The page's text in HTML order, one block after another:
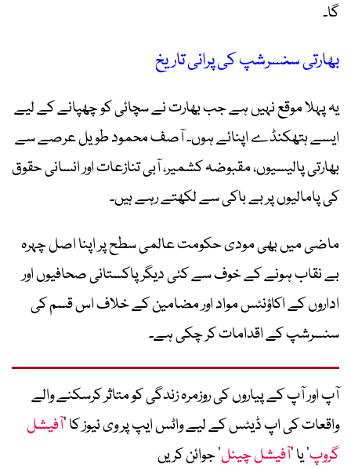
گا۔
بھارتی سنسرشپ کی پرانی تاریخ
یہ پہلا موقع نہیں ہے جب بھارت نے سچائی کو چھپانے کے لیے
ایسے ہتھکنڈے اپنائے ہوں۔ آصف محمود طویل عرصے سے
بھارتی پالیسیوں، مقبوضہ کشمیر، آبی تنازعات اور انسانی حقوق
کی پامالیوں پر بے باکی سے لکھتے رہے ہیں۔
ماضی میں بھی مودی حکومت عالمی سطح پر اپنا اصل چہرہ
بے نقاب ہونے کے خوف سے کئی دیگر پاکستانی صحافیوں اور
اداروں کے اکاؤنٹس مواد اور مضامین کے خلاف اس قسم کی
سنسرشپ کے اقدامات کر چکی ہے۔
آپ اور آپ کے پیاروں کی روزمرہ زندگی کو متاثر کرسکنے والے
واقعات کی اپ ڈیٹس کے لیے واٹس ایپ پر وی نیوز کا ’آفیشل
گروپ‘ یا ’آفیشل چینل‘ جوائن کریں